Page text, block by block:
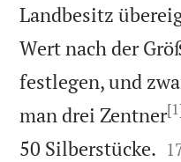
Landbesitz
Wert nach der
festlegen, und
man drei Zentner
50 Silberstücke. 